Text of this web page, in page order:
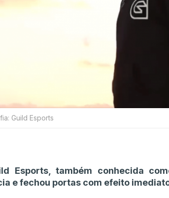
Guild Esports
Esports, também conhecida
e fechou portas com efeito